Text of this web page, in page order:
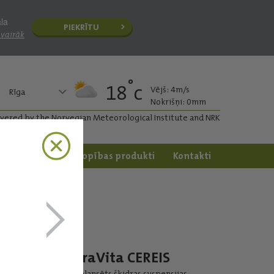
PIEKRĪTU
Rīga 18°c
Vējš: 4m/s
Nokrišņi: 0mm
by the Norvegian Meteorological Institute and NRK
Dārzkopības produkti Kontakti
YaraVita CEREIS